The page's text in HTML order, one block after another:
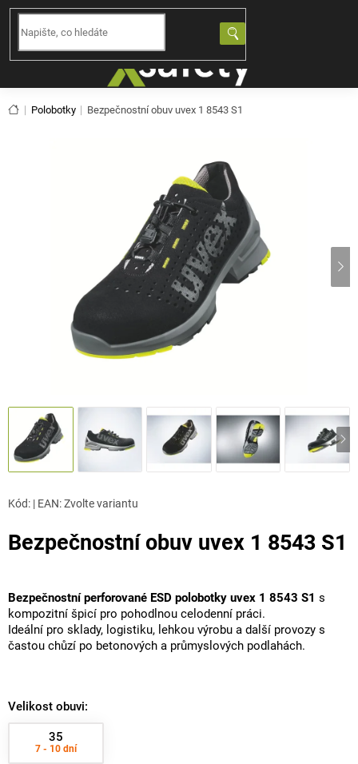
Přejít
obsah
Domů
Polobotky Bezpečnostní obuv uvex 1 8543 S1
Bezpečnostní obuv uvex 1 8543 S1
Kód: | EAN:Zvolte variantu
Bezpečnostní perforované ESD polobotky uvex 1 8543 S1 s
kompozitní špicí pro pohodlnou celodenní práci.
Ideální pro sklady, logistiku, lehkou výrobu a další provozy s
častou chůzí po betonových a průmyslových podlahách.
Velikost obuvi:
35
7 - 10 dní